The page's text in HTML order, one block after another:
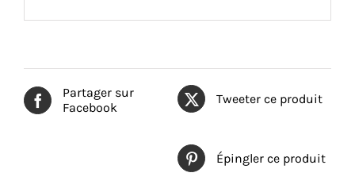
Partager sur
Facebook
Tweeter ce produit
Épingler ce produit